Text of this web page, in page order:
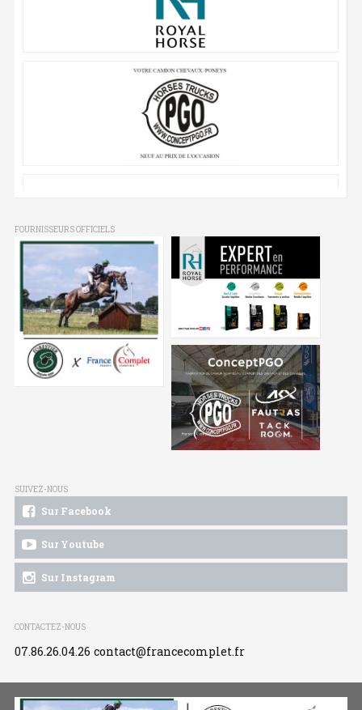
FOURNISSEURS OFFICIELS
SUIVEZ-NOUS
Sur Facebook
Sur Youtube
Sur Instagram
CONTACTEZ-NOUS
07.86.26.04.26 contact@francecomplet.fr